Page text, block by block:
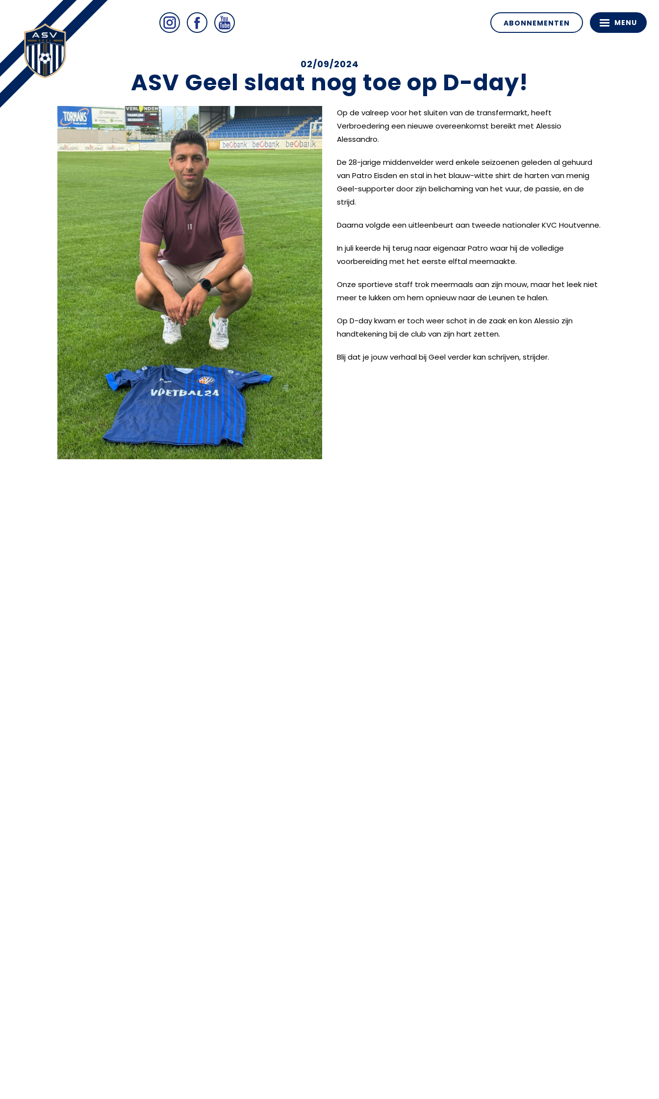
ABONNEMENTEN MENU
INSTAGRAM
FACEBOOKYOUTUBE
02/09/2024
ASV Geel slaat nog toe op D-day!
Op de valreep voor het sluiten van de transfermarkt, heeft
Verbroedering een nieuwe overeenkomst bereikt met Alessio
Alessandro.
De 28-jarige middenvelder werd enkele seizoenen geleden al gehuurd
van Patro Eisden en stal in het blauw-witte shirt de harten van menig
Geel-supporter door zijn belichaming van het vuur, de passie, en de
strijd.
Daarna volgde een uitleenbeurt aan tweede nationaler KVC Houtvenne.
In juli keerde hij terug naar eigenaar Patro waar hij de volledige
voorbereiding met het eerste elftal meemaakte.
Onze sportieve staff trok meermaals aan zijn mouw, maar het leek niet
meer te lukken om hem opnieuw naar de Leunen te halen.
Op D-day kwam er toch weer schot in de zaak en kon Alessio zijn
handtekening bij de club van zijn hart zetten.
Blij dat je jouw verhaal bij Geel verder kan schrijven, strijder.